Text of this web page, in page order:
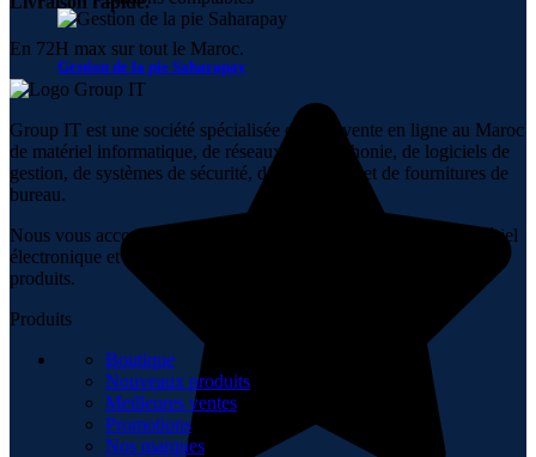
Gestion de la pie Saharapay
En 72H max sur tout le Maroc.
Group IT est une société spécialisée dans la vente en ligne au Maroc
de matériel informatique, de réseaux, de téléphonie, de logiciels de
gestion, de systèmes de sécurité, d’audiovisuel et de fournitures de
bureau.
Nous vous accompagnons dans tous vos achats en ligne de matériel
électronique et informatique en vous proposant un vaste choix de
produits.
Produits
Boutique
Nouveaux produits
Meilleures ventes
Promotions
Nos marques